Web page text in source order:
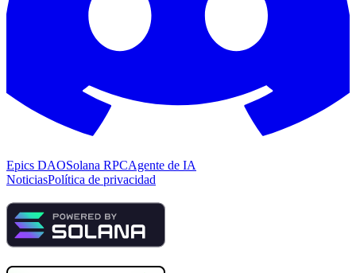
Epics DAOSolana RPCAgente de IA
NoticiasPolítica de privacidad